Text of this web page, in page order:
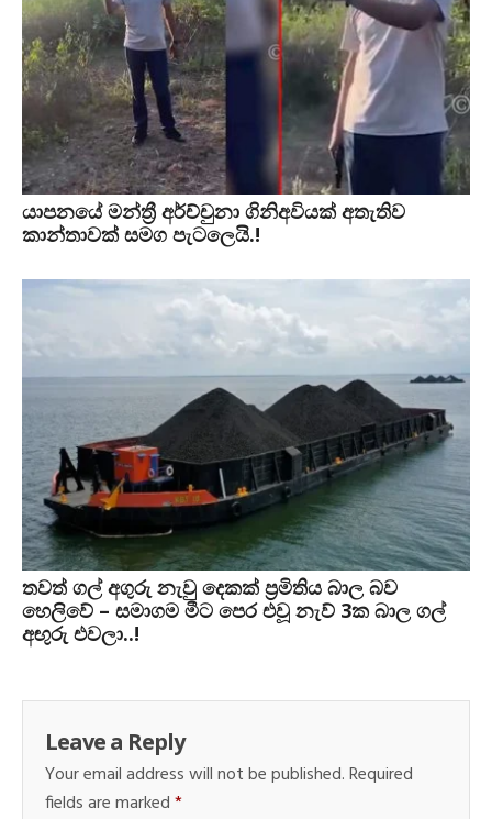
යාපනයේ මන්ත්‍රී අර්ච්චුනා ගිනිඅවියක් අතැතිව
කාන්තාවක් සමග පැටලෙයි.!
තවත් ගල් අගුරු නැවු දෙකක් ප‍්‍රමිතිය බාල බව
හෙලිවේ – සමාගම මීට පෙර එවූ නැව් 3ක බාල ගල්
අඟුරු එවලා..!
Leave a Reply
Your email address will not be published.Required
fields are marked*